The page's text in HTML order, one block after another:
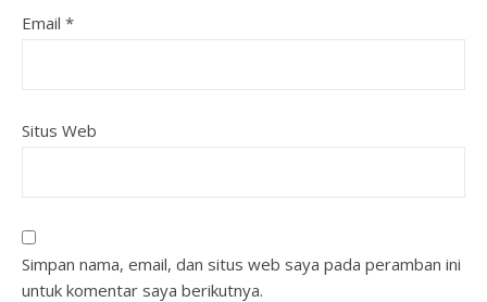
Email *
Situs Web
Simpan nama, email, dan situs web saya pada peramban ini
untuk komentar saya berikutnya.